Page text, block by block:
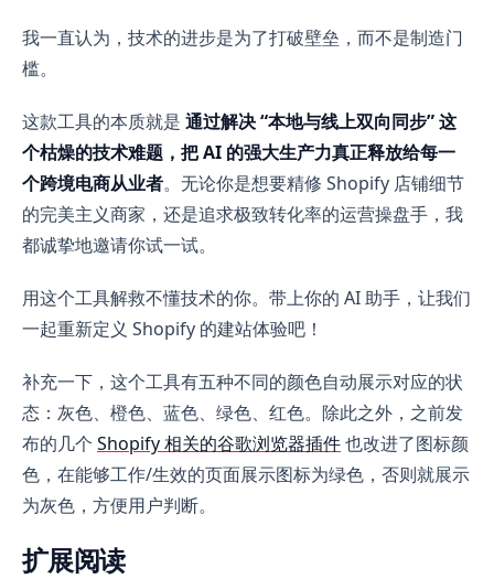
我一直认为，技术的进步是为了打破壁垒，而不是制造门
槛。
这款工具的本质就是 通过解决 “本地与线上双向同步” 这
个枯燥的技术难题，把 AI 的强大生产力真正释放给每一
个跨境电商从业者。无论你是想要精修 Shopify 店铺细节
的完美主义商家，还是追求极致转化率的运营操盘手，我
都诚挚地邀请你试一试。
用这个工具解救不懂技术的你。带上你的 AI 助手，让我们
一起重新定义 Shopify 的建站体验吧！
补充一下，这个工具有五种不同的颜色自动展示对应的状
态：灰色、橙色、蓝色、绿色、红色。除此之外，之前发
布的几个 Shopify 相关的谷歌浏览器插件也改进了图标颜
色，在能够工作/生效的页面展示图标为绿色，否则就展示
为灰色，方便用户判断。
扩展阅读